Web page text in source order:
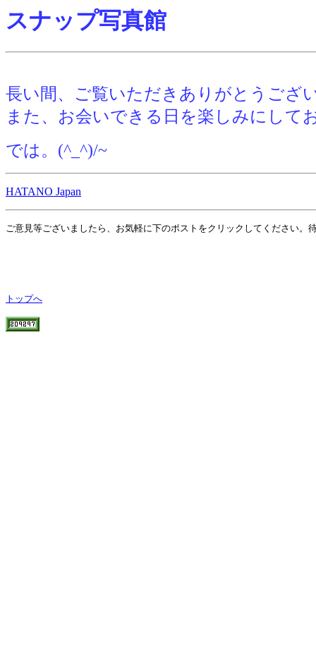
スナップ写真館
長い間、ご覧いただきありがとうござ
また、お会いできる日を楽しみにして
では。(^_^)/~
HATANO Japan
ご意見等ございましたら、お気軽に下のポストをクリックしてください。
トップへ